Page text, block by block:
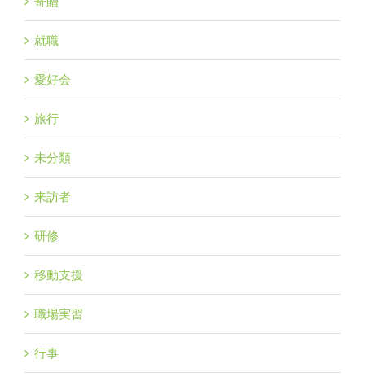
就職
愛好会
旅行
未分類
来訪者
研修
移動支援
職場実習
行事